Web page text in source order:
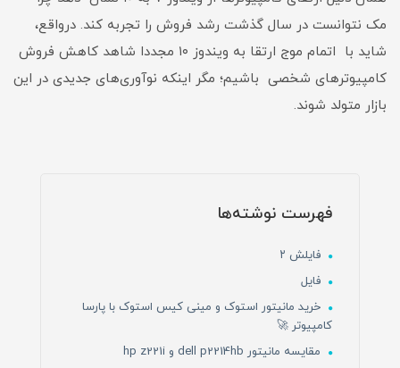
مک نتوانست در سال گذشت رشد فروش را تجربه کند. درواقع،
شاید با اتمام موج ارتقا به ویندوز ۱۰ مجددا شاهد کاهش فروش
کامپیوترهای شخصی باشیم؛ مگر اینکه نوآوری‌های جدیدی در این
بازار متولد شوند.
فهرست نوشته‌ها
فایلش ۲
فایل
خرید مانیتور استوک و مینی کیس استوک با پارسا
کامپیوتر 🚀
مقایسه مانیتور dell p2214hb و hp z221i